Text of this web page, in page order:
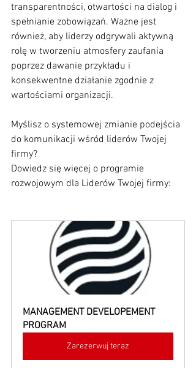
transparentności, otwartości na dialog i
spełnianie zobowiązań. Ważne jest
również, aby liderzy odgrywali aktywną
rolę w tworzeniu atmosfery zaufania
poprzez dawanie przykładu i
konsekwentne działanie zgodnie z
wartościami organizacji.
Myślisz o systemowej zmianie podejścia
do komunikacji wśród liderów Twojej
firmy?
Dowiedz się więcej o programie
rozwojowym dla Liderów Twojej firmy:
MANAGEMENT DEVELOPEMENT
PROGRAM
Zarezerwuj teraz